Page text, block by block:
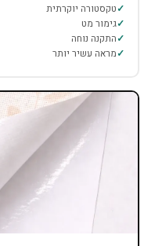
טקסטורה יוקרתית
גימור מט
התקנה נוחה
מראה עשיר יותר